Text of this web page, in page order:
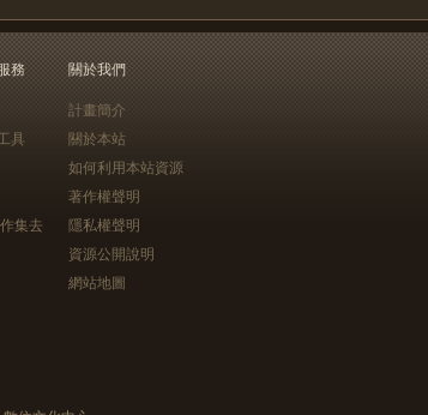
務
具
集去
關於我們
計畫簡介
關於本站
如何利用本站資源
著作權聲明
隱私權聲明
資源公開說明
網站地圖